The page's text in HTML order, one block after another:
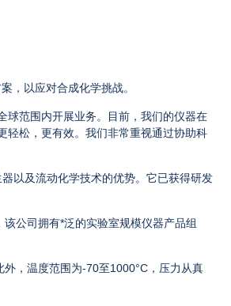
，以应对合成化学挑战。
球范围内开展业务。目前，我们的仪器在
轻松，更有效。我们非常重视通过协助科
以及流动化学技术的优势。它已获得研发
公司拥有*泛的实验室规模仪器产品组
外，温度范围为-70至1000°C ，压力从真